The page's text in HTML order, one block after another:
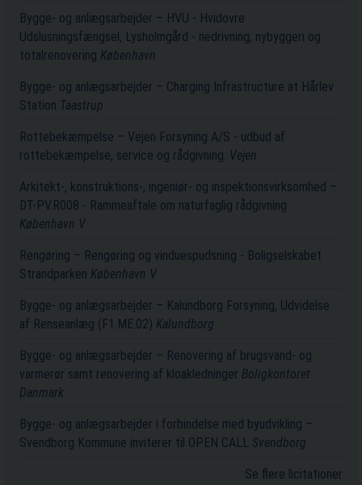
Bygge- og anlægsarbejder – HVU - Hvidovre
Udslusningsfængsel, Lysholmgård - nedrivning, nybyggeri og
totalrenovering København
Bygge- og anlægsarbejder – Charging Infrastructure at Hårlev
Station Taastrup
Rottebekæmpelse – Vejen Forsyning A/S - udbud af
rottebekæmpelse, service og rådgivning. Vejen
Arkitekt-, konstruktions-, ingeniør- og inspektionsvirksomhed –
DT-PV.R008 - Rammeaftale om naturfaglig rådgivning
København V
Rengøring – Rengøring og vinduespudsning - Boligselskabet
Strandparken København V
Bygge- og anlægsarbejder – Kalundborg Forsyning, Udvidelse
af Renseanlæg (F1.ME.02) Kalundborg
Bygge- og anlægsarbejder – Renovering af brugsvand- og
varmerør samt renovering af kloakledninger Boligkontoret
Danmark
Bygge- og anlægsarbejder i forbindelse med byudvikling –
Svendborg Kommune inviterer til OPEN CALL Svendborg
Se flere licitationer